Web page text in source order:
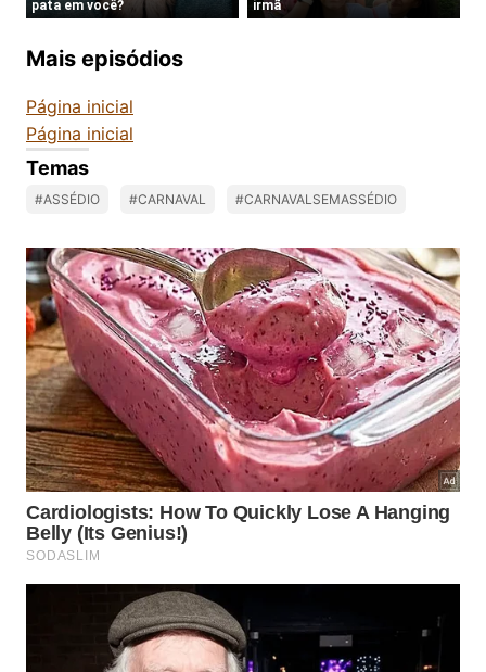
Mais episódios
Página inicial
Página inicial
Temas
#ASSÉDIO #CARNAVAL #CARNAVALSEMASSÉDIO